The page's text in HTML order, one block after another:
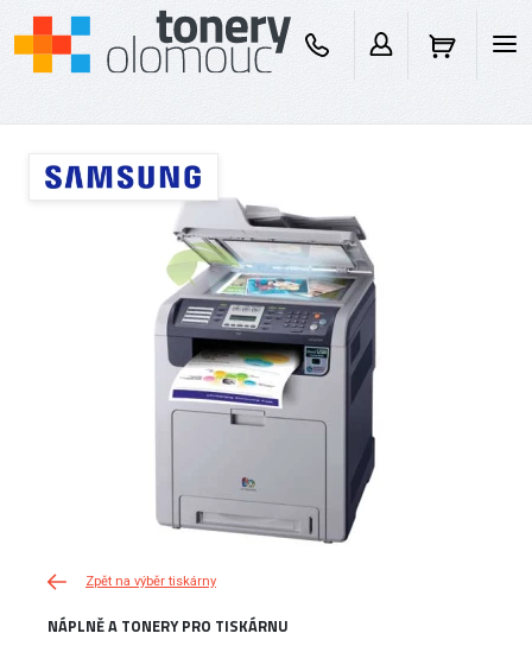
Zpět na výběr tiskárny
NÁPLNĚ A TONERY PRO TISKÁRNU